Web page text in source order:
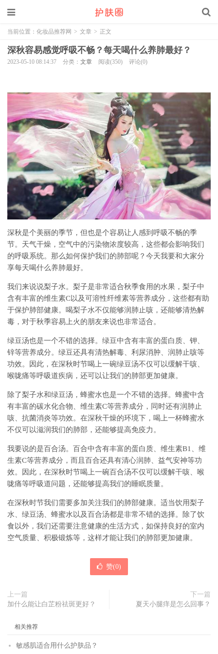
当前位置： 化妆品推荐网 > 文章 > 正文
深秋容易感觉呼吸不畅？每天喝什么养肺最好？
2023-05-10 08:14:37 分类： 文章 阅读(350) 评论(0)
深秋是个美丽的季节，但也是个容易让人感到呼吸不畅的季
节。天气干燥，空气中的污染物浓度较高，这些都会影响我们
的呼吸系统。那么如何保护我们的肺部呢？今天我要和大家分
享每天喝什么养肺最好。
我们来说说梨子水。梨子是非常适合秋季食用的水果，梨子中
含有丰富的维生素C以及可溶性纤维素等营养成分，这些都有助
于保护肺部健康。喝梨子水不仅能够润肺止咳，还能够清热解
毒，对于秋季容易上火的朋友来说也非常适合。
绿豆汤也是一个不错的选择。绿豆中含有丰富的蛋白质、钾、
锌等营养成分。绿豆还具有清热解毒、利尿消肿、润肺止咳等
功效。因此，在深秋时节喝上一碗绿豆汤不仅可以缓解干咳、
喉咙痛等呼吸道疾病，还可以让我们的肺部更加健康。
除了梨子水和绿豆汤，蜂蜜水也是一个不错的选择。蜂蜜中含
有丰富的碳水化合物、维生素C等营养成分，同时还有润肺止
咳、抗菌消炎等功效。在深秋干燥的环境下，喝上一杯蜂蜜水
不仅可以滋润我们的肺部，还能够提高免疫力。
我要说的是百合汤。百合中含有丰富的蛋白质、维生素B1、维
生素C等营养成分，而且百合还具有清心润肺、益气安神等功
效。因此，在深秋时节喝上一碗百合汤不仅可以缓解干咳、喉
咙痛等呼吸道问题，还能够提高我们的睡眠质量。
在深秋时节我们需要多加关注我们的肺部健康。适当饮用梨子
水、绿豆汤、蜂蜜水以及百合汤都是非常不错的选择。除了饮
食以外，我们还需要注意健康的生活方式，如保持良好的室内
空气质量、积极锻炼等，这样才能让我们的肺部更加健康。
赞(0)
上一篇
加什么能让白芷粉祛斑更好？
下一篇
夏天小腿痒是怎么回事？
相关推荐
敏感肌适合用什么护肤品？